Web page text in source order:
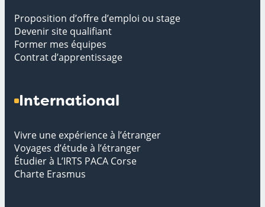
Proposition d’offre d’emploi ou stage
Devenir site qualifiant
Former mes équipes
Contrat d’apprentissage
International
Vivre une expérience à l’étranger
Voyages d’étude à l’étranger
Étudier à L’IRTS PACA Corse
Charte Erasmus